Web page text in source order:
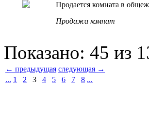
Продается комната в
Продажа комнат
Показано: 45 из
← предыдущая следующая →
... 1 2 3 4 5 6 7 8 ...